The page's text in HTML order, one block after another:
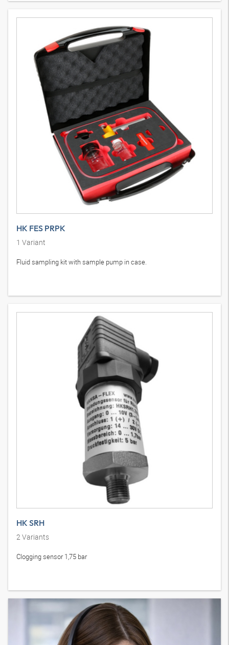
HK FES PRPK
1 Variant
Fluid sampling kit with sample pump in case.
HK SRH
2Variants
Clogging sensor 1,75 bar